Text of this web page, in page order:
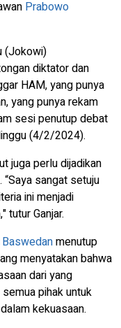
Prabowo
(Jokowi)
diktator dan
HAM, yang punya
yang punya rekam
sesi penutup debat
(4/2/2024).
juga perlu dijadikan
sangat setuju
ini menjadi
tutur Ganjar.
menutup
menyatakan bahwa
dari yang
pihak untuk
kekuasaan.